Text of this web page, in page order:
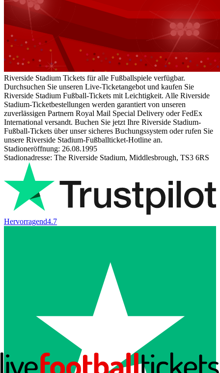
Riverside Stadium Tickets für alle Fußballspiele verfügbar.
Durchsuchen Sie unseren Live-Ticketangebot und kaufen Sie
Riverside Stadium Fußball-Tickets mit Leichtigkeit. Alle Riverside
Stadium-Ticketbestellungen werden garantiert von unseren
zuverlässigen Partnern Royal Mail Special Delivery oder FedEx
International versandt. Buchen Sie jetzt Ihre Riverside Stadium-
Fußball-Tickets über unser sicheres Buchungssystem oder rufen Sie
unsere Riverside Stadium-Fußballticket-Hotline an.
Stadioneröffnung: 26.08.1995
Stadionadresse: The Riverside Stadium, Middlesbrough, TS3 6RS
Hervorragend4.7